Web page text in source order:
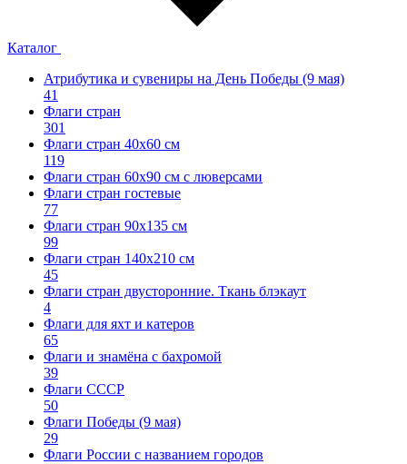
Каталог
Атрибутика и сувениры на День Победы (9 мая)
41
Флаги стран
301
Флаги стран 40х60 см
119
Флаги стран 60x90 см с люверсами
Флаги стран гостевые
77
Флаги стран 90х135 см
99
Флаги стран 140х210 см
45
Флаги стран двусторонние. Ткань блэкаут
4
Флаги для яхт и катеров
65
Флаги и знамёна с бахромой
39
Флаги СССР
50
Флаги Победы (9 мая)
29
Флаги России с названием городов